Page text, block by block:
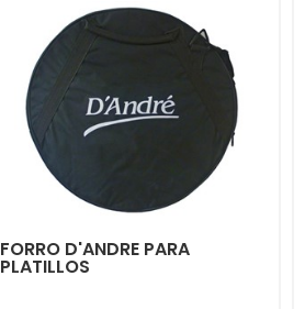
FORRO D'ANDRE PARA
PLATILLOS